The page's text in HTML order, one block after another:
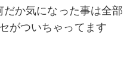
だか気になった事は全部
がついちゃってます